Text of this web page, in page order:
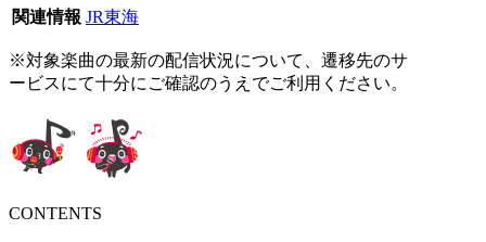
関連情報 JR東海
※対象楽曲の最新の配信状況について、遷移先のサ
ービスにて十分にご確認のうえでご利用ください。
CONTENTS